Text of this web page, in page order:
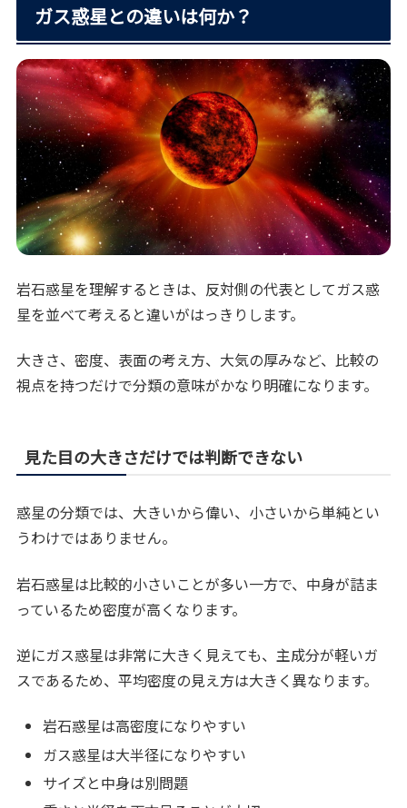
ガス惑星との違いは何か？
岩石惑星を理解するときは、反対側の代表としてガス惑
星を並べて考えると違いがはっきりします。
大きさ、密度、表面の考え方、大気の厚みなど、比較の
視点を持つだけで分類の意味がかなり明確になります。
見た目の大きさだけでは判断できない
惑星の分類では、大きいから偉い、小さいから単純とい
うわけではありません。
岩石惑星は比較的小さいことが多い一方で、中身が詰ま
っているため密度が高くなります。
逆にガス惑星は非常に大きく見えても、主成分が軽いガ
スであるため、平均密度の見え方は大きく異なります。
岩石惑星は高密度になりやすい
ガス惑星は大半径になりやすい
サイズと中身は別問題